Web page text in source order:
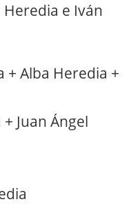
Heredia e Iván
+ Alba Heredia +
Juan Ángel